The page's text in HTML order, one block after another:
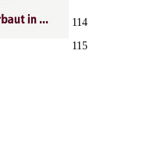
114
115